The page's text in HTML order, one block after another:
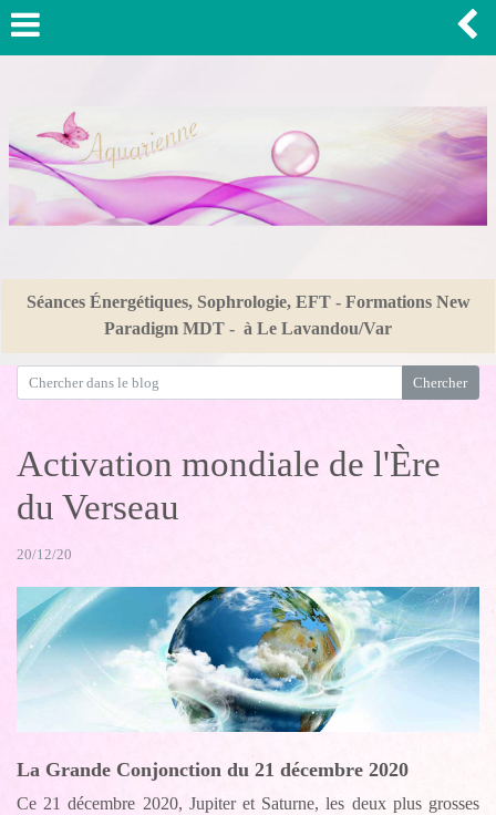
Séances Énergétiques, Sophrologie, EFT - Formations New
Paradigm MDT - à Le Lavandou/Var
Activation mondiale de l'Ère
du Verseau
20/12/20
La Grande Conjonction du 21 décembre 2020
Ce 21 décembre 2020, Jupiter et Saturne, les deux plus grosses